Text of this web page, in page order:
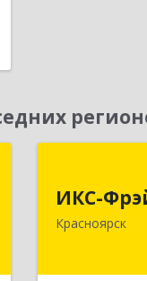
ИКС-
Красноярск